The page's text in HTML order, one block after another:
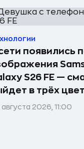
появились
S26 FE —
в трёх
2026, 11:00